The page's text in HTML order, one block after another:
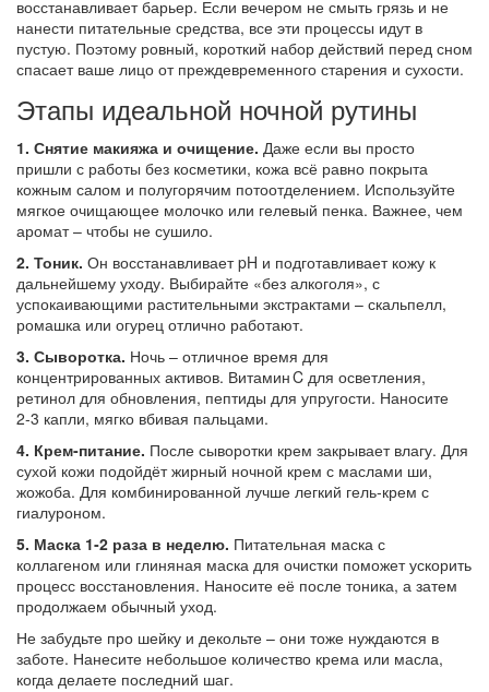
восстанавливает барьер. Если вечером не смыть грязь и не
нанести питательные средства, все эти процессы идут в
пустую. Поэтому ровный, короткий набор действий перед сном
спасает ваше лицо от преждевременного старения и сухости.
Этапы идеальной ночной рутины
1. Снятие макияжа и очищение. Даже если вы просто
пришли с работы без косметики, кожа всё равно покрыта
кожным салом и полугорячим потоотделением. Используйте
мягкое очищающее молочко или гелевый пенка. Важнее, чем
аромат – чтобы не сушило.
2. Тоник. Он восстанавливает pH и подготавливает кожу к
дальнейшему уходу. Выбирайте «без алкоголя», с
успокаивающими растительными экстрактами – скальпелл,
ромашка или огурец отлично работают.
3. Сыворотка. Ночь – отличное время для
концентрированных активов. Витамин C для осветления,
ретинол для обновления, пептиды для упругости. Наносите
2‑3 капли, мягко вбивая пальцами.
4. Крем‑питание. После сыворотки крем закрывает влагу. Для
сухой кожи подойдёт жирный ночной крем с маслами ши,
жожоба. Для комбинированной лучше легкий гель‑крем с
гиалуроном.
5. Маска 1‑2 раза в неделю. Питательная маска с
коллагеном или глиняная маска для очистки поможет ускорить
процесс восстановления. Наносите её после тоника, а затем
продолжаем обычный уход.
Не забудьте про шейку и декольте – они тоже нуждаются в
заботе. Нанесите небольшое количество крема или масла,
когда делаете последний шаг.